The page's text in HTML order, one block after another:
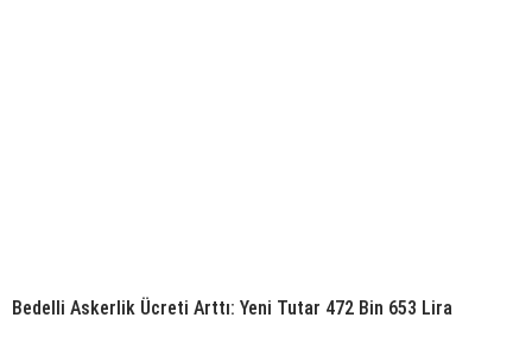
Bedelli Askerlik Ücreti Arttı: Yeni Tutar 472 Bin 653 Lira